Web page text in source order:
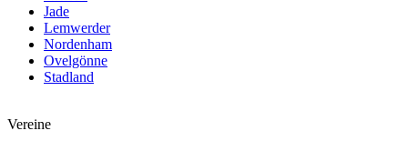
Jade
Lemwerder
Nordenham
Ovelgönne
Stadland
Vereine